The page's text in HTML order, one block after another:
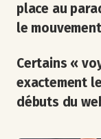
place au
le
Certains «
exactement
débuts du